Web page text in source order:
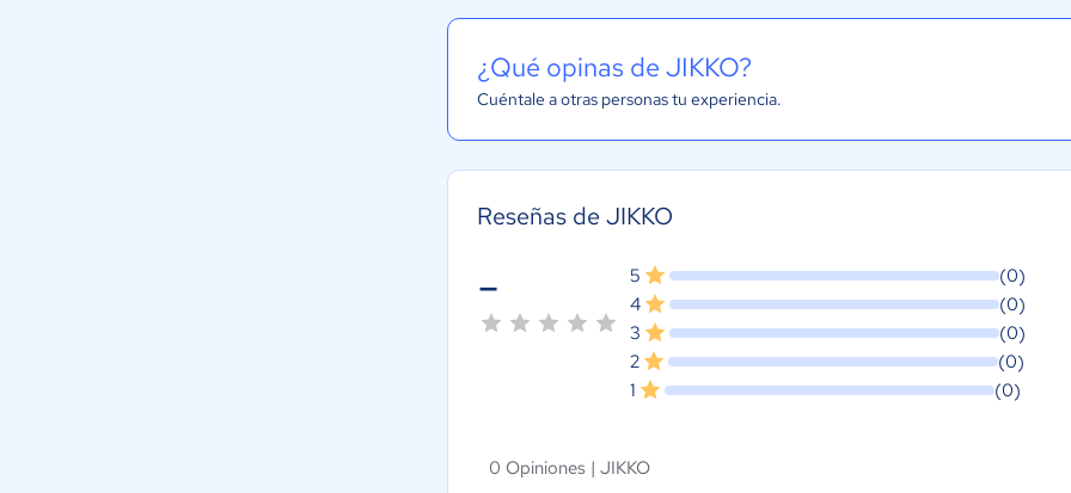
¿Qué opinas de JIKKO?
Cuéntale a otras personas tu experiencia.
Reseñas de JIKKO
- 5
(0)
4
(0)
3
(0)
2
(0)
1
(0)
0 Opiniones | JIKKO